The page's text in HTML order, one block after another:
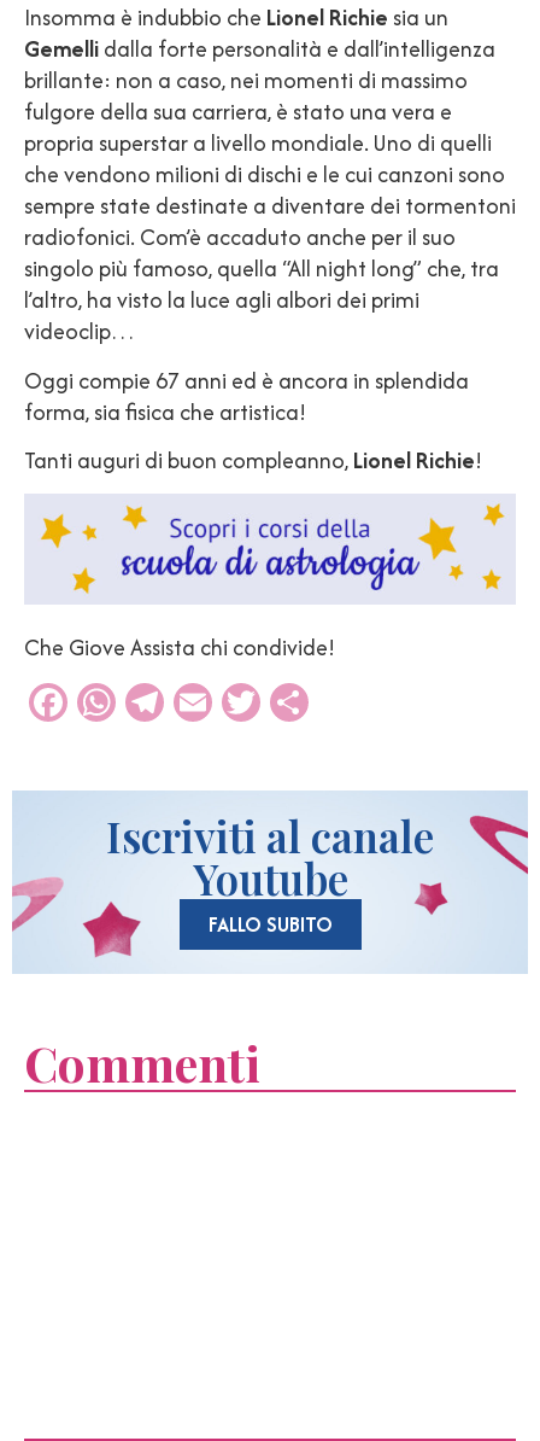
Insomma è indubbio che Lionel Richie sia un
Gemellidalla forte personalità e dall’intelligenza
brillante: non a caso, nei momenti di massimo
fulgore della sua carriera, è stato una vera e
propria superstar a livello mondiale. Uno di quelli
che vendono milioni di dischi e le cui canzoni sono
sempre state destinate a diventare dei tormentoni
radiofonici. Com’è accaduto anche per il suo
singolo più famoso, quella “All night long” che, tra
l’altro, ha visto la luce agli albori dei primi
videoclip…
Oggi compie 67 anni ed è ancora in splendida
forma, sia fisica che artistica!
Tanti auguri di buon compleanno,Lionel Richie!
Che Giove Assista chi condivide!
Facebook
WhatsApp
Telegram
EmailTwitter
Iscriviti al canale
Youtube
FALLO SUBITO
Commenti